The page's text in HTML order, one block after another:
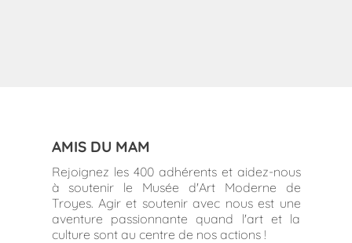
AMIS DU MAM
Rejoignez les 400 adhérents et aidez-nous
à soutenir le Musée d'Art Moderne de
Troyes. Agir et soutenir avec nous est une
aventure passionnante quand l'art et la
culture sont au centre de nos actions !